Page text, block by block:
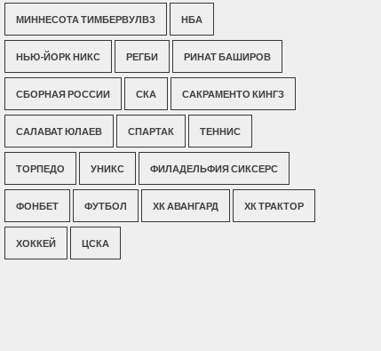
МИННЕСОТА ТИМБЕРВУЛВЗ НБА
НЬЮ-ЙОРК НИКС РЕГБИ РИНАТ БАШИРОВ
СБОРНАЯ РОССИИ СКА САКРАМЕНТО КИНГЗ
САЛАВАТ ЮЛАЕВ СПАРТАК ТЕННИС
ТОРПЕДО УНИКС ФИЛАДЕЛЬФИЯ СИКСЕРС
ФОНБЕТ ФУТБОЛ ХК АВАНГАРД ХК ТРАКТОР
ХОККЕЙ ЦСКА